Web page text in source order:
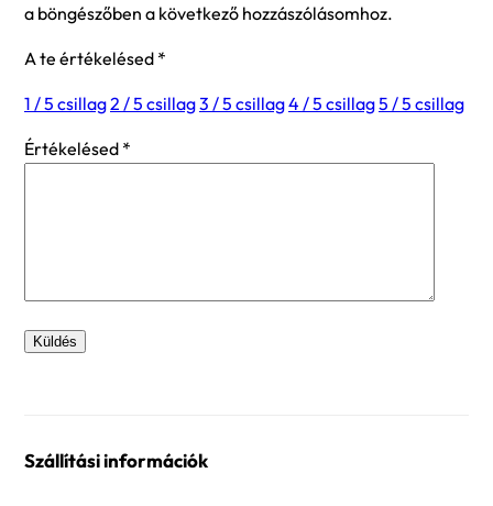
a böngészőben a következő hozzászólásomhoz.
A te értékelésed *
1 / 5 csillag2 / 5 csillag3 / 5 csillag4 / 5 csillag5 / 5 csillag
Értékelésed *
Szállítási információk